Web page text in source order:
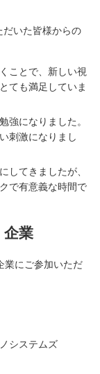
だいた皆様からの
ことで、新しい視
ても満足していま
強になりました。
刺激になりまし
してきましたが、
で有意義な時間で
企業
業にご参加いただ
システムズ